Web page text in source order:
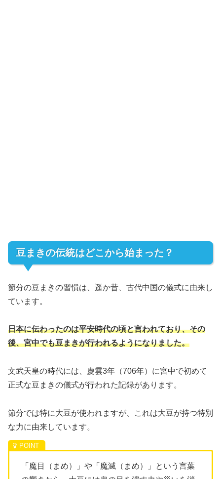
豆まきの伝統はどこから始まった？
節分の豆まきの習慣は、遥か昔、古代中国の儀式に由来し
ています。
日本に伝わったのは平安時代の頃と言われており、その
後、宮中でも豆まきが行われるようになりました。
文武天皇の時代には、慶雲3年（706年）に宮中で初めて
正式な豆まきの儀式が行われた記録があります。
節分では特に大豆が使われますが、これは大豆が持つ特別
な力に由来しています。
「魔目（まめ）」や「魔滅（まめ）」という言葉